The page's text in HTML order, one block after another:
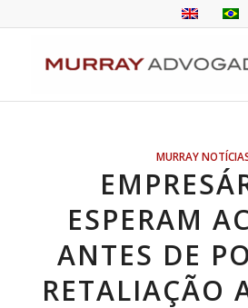
MURRAY
ESPERAM
ANTES DE
RETALIAÇÃO